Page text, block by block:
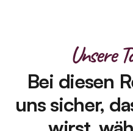
Unsere
Bei diesen
uns sicher,